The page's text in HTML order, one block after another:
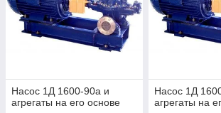
Насос 1Д 1600-90а и
агрегаты на его основе
Насос 1Д
агрегаты на